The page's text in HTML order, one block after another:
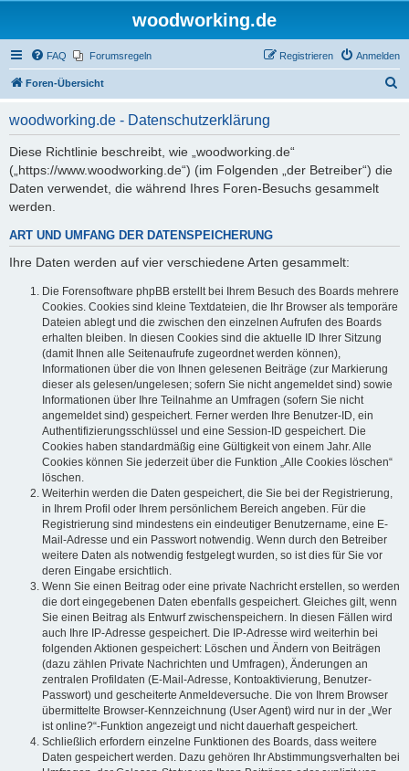
woodworking.de
FAQ Forumsregeln Anmelden
Registrieren
Foren-Übersicht
woodworking.de - Datenschutzerklärung
Diese Richtlinie beschreibt, wie „woodworking.de“
(„https://www.woodworking.de“) (im Folgenden „der Betreiber“) die
Daten verwendet, die während Ihres Foren-Besuchs gesammelt
werden.
ART UND UMFANG DER DATENSPEICHERUNG
Ihre Daten werden auf vier verschiedene Arten gesammelt:
Die Forensoftware phpBB erstellt bei Ihrem Besuch des Boards mehrere
Cookies. Cookies sind kleine Textdateien, die Ihr Browser als temporäre
Dateien ablegt und die zwischen den einzelnen Aufrufen des Boards
erhalten bleiben. In diesen Cookies sind die aktuelle ID Ihrer Sitzung
(damit Ihnen alle Seitenaufrufe zugeordnet werden können),
Informationen über die von Ihnen gelesenen Beiträge (zur Markierung
dieser als gelesen/ungelesen; sofern Sie nicht angemeldet sind) sowie
Informationen über Ihre Teilnahme an Umfragen (sofern Sie nicht
angemeldet sind) gespeichert. Ferner werden Ihre Benutzer-ID, ein
Authentifizierungsschlüssel und eine Session-ID gespeichert. Die
Cookies haben standardmäßig eine Gültigkeit von einem Jahr. Alle
Cookies können Sie jederzeit über die Funktion „Alle Cookies löschen“
löschen.
Weiterhin werden die Daten gespeichert, die Sie bei der Registrierung,
in Ihrem Profil oder Ihrem persönlichem Bereich angeben. Für die
Registrierung sind mindestens ein eindeutiger Benutzername, eine E-
Mail-Adresse und ein Passwort notwendig. Wenn durch den Betreiber
weitere Daten als notwendig festgelegt wurden, so ist dies für Sie vor
deren Eingabe ersichtlich.
Wenn Sie einen Beitrag oder eine private Nachricht erstellen, so werden
die dort eingegebenen Daten ebenfalls gespeichert. Gleiches gilt, wenn
Sie einen Beitrag als Entwurf zwischenspeichern. In diesen Fällen wird
auch Ihre IP-Adresse gespeichert. Die IP-Adresse wird weiterhin bei
folgenden Aktionen gespeichert: Löschen und Ändern von Beiträgen
(dazu zählen Private Nachrichten und Umfragen), Änderungen an
zentralen Profildaten (E-Mail-Adresse, Kontoaktivierung, Benutzer-
Passwort) und gescheiterte Anmeldeversuche. Die von Ihrem Browser
übermittelte Browser-Kennzeichnung (User Agent) wird nur in der „Wer
ist online?“-Funktion angezeigt und nicht dauerhaft gespeichert.
Schließlich erfordern einzelne Funktionen des Boards, dass weitere
Daten gespeichert werden. Dazu gehören Ihr Abstimmungsverhalten bei